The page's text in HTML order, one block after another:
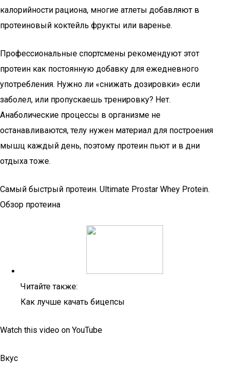
калорийности рациона, многие атлеты добавляют в
протеиновый коктейль фрукты или варенье.
Профессиональные спортсмены рекомендуют этот
протеин как постоянную добавку для ежедневного
употребления. Нужно ли «снижать дозировки» если
заболел, или пропускаешь тренировку? Нет.
Анаболические процессы в организме не
останавливаются, телу нужен материал для построения
мышц каждый день, поэтому протеин пьют и в дни
отдыха тоже.
Самый быстрый протеин. Ultimate Prostar Whey Protein.
Обзор протеина
Читайте также:
Как лучше качать бицепсы
Watch this video on YouTube
Вкус